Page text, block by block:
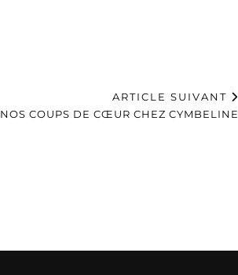
ARTICLE SUIVANT
NOS COUPS DE CŒUR CHEZ CYMBELINE